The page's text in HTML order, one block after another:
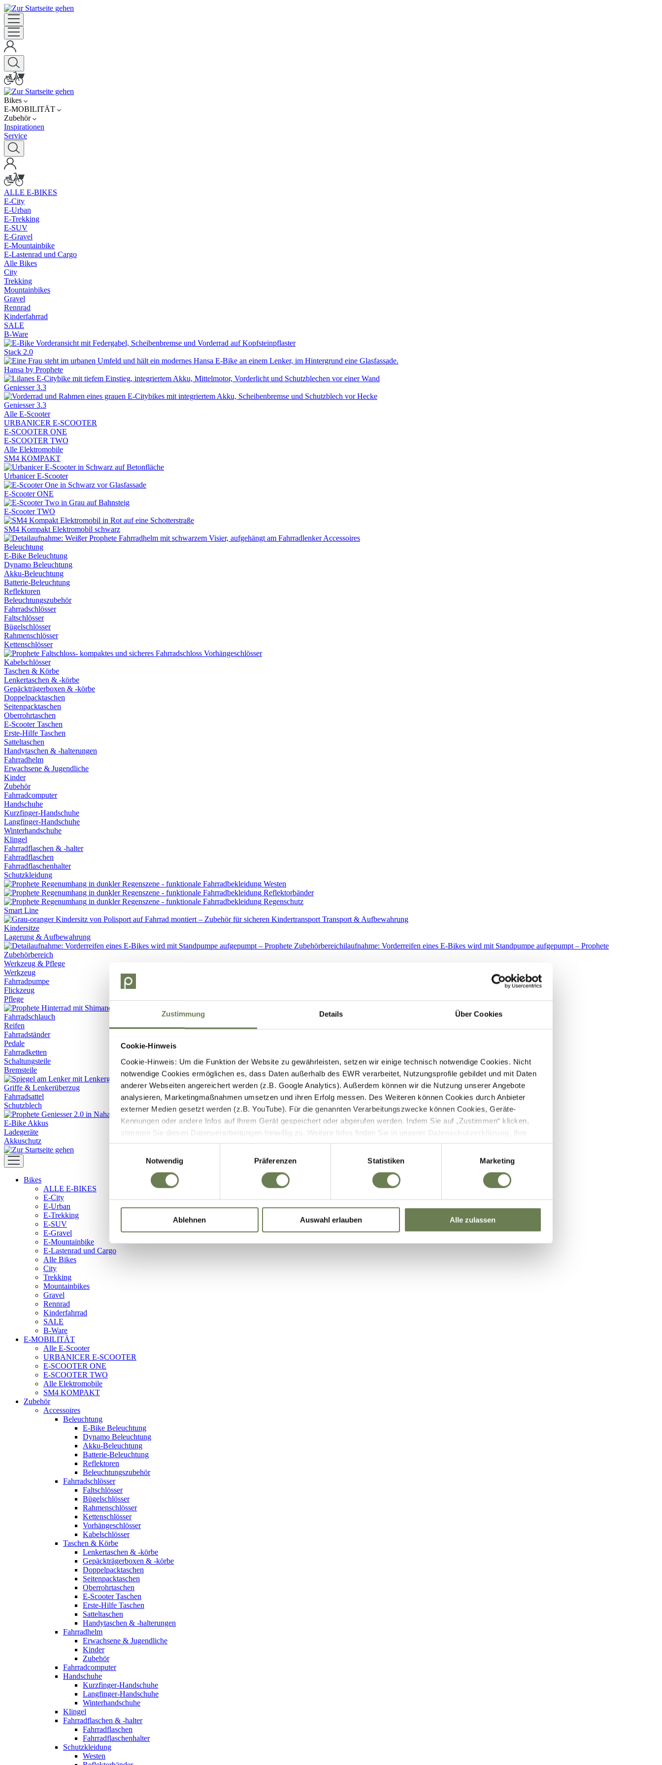
Zustimmung Details Über Cookies
Cookie-Hinweis
Cookie-Hinweis: Um die Funktion der Website zu gewährleisten, setzen wir einige technisch notwendige Cookies. Nicht
notwendige Cookies ermöglichen es, dass Daten außerhalb des EWR verarbeitet, Nutzungsprofile gebildet und mit Daten
anderer Webseiten angereichert werden (z.B. Google Analytics). Außerdem können wir die Nutzung unserer Angebote
analysieren, Marketingmaßnahmen umsetzen und ihren Erfolg messen. Des Weiteren können Cookies durch Anbieter
externer Medien gesetzt werden (z.B. YouTube). Für die genannten Verarbeitungszwecke können Cookies, Geräte-
Kennungen oder andere Infos auf Ihrem Gerät gespeichert oder abgerufen werden. Indem Sie auf „Zustimmen“ klicken,
stimmen Sie diesen Datenverarbeitungen freiwillig zu. Weitere Infos finden Sie in unserer Datenschutzerklärung
. Ihre
Zustimmung umfasst zeitlich begrenzt auch die Einwilligung zur Datenverarbeitung außerhalb des EWR wie zum Beispiel
in den USA (Art. 49 Abs. 1 lit. a) DSGVO), sofern für den entsprechenden Dienst keine Zertifizierung nach dem EU-US
Data Privacy Framework vorliegt. In den USA ist es möglich, dass Behörden zu Kontroll- und Überwachungszwecken auf
Ihre Daten zugreifen und dabei weder wirksame Rechtsbehelfe noch Betroffenenrechte durchsetzbar sein können. Unter
Notwendig
Präferenzen Statistiken Marketing
Ablehnen Auswahl erlauben Alle zulassen
Bikes
E-MOBILITÄT
Zubehör
Inspirationen
Service
ALLE E-BIKES
E-City
E-Urban
E-Trekking
E-SUV
E-Gravel
E-Mountainbike
E-Lastenrad und Cargo
Alle Bikes
City
Trekking
Mountainbikes
Gravel
Rennrad
Kinderfahrrad
SALE
B-Ware
Stack 2.0
Hansa by Prophete
Geniesser 3.3
Geniesser 3.3
Alle E-Scooter
URBANICER E-SCOOTER
E-SCOOTER ONE
E-SCOOTER TWO
Alle Elektromobile
SM4 KOMPAKT
Urbanicer E-Scooter
E-Scooter ONE
E-Scooter TWO
SM4 Kompakt Elektromobil schwarz
Accessoires
Beleuchtung
E-Bike Beleuchtung
Dynamo Beleuchtung
Akku-Beleuchtung
Batterie-Beleuchtung
Reflektoren
Beleuchtungszubehör
Fahrradschlösser
Faltschlösser
Bügelschlösser
Rahmenschlösser
Kettenschlösser
Vorhängeschlösser
Kabelschlösser
Taschen & Körbe
Lenkertaschen & -körbe
Gepäckträgerboxen & -körbe
Doppelpacktaschen
Seitenpacktaschen
Oberrohrtaschen
E-Scooter Taschen
Erste-Hilfe Taschen
Satteltaschen
Handytaschen & -halterungen
Fahrradhelm
Erwachsene & Jugendliche
Kinder
Zubehör
Fahrradcomputer
Handschuhe
Kurzfinger-Handschuhe
Langfinger-Handschuhe
Winterhandschuhe
Klingel
Fahrradflaschen & -halter
Fahrradflaschen
Fahrradflaschenhalter
Schutzkleidung
Westen
Reflektorbänder
Regenschutz
Smart Line
Transport & Aufbewahrung
Kindersitze
Lagerung & Aufbewahrung
Werkzeug & Pflege
Werkzeug
Fahrradpumpe
Flickzeug
Pflege
Fahrradschlauch
Reifen
Fahrradständer
Pedale
Fahrradketten
Schaltungsteile
Bremsteile
Spiegel
Griffe & Lenkerüberzug
Fahrradsattel
Schutzblech
E-Bike Akkus & Ladegeräte
E-Bike Akkus
Ladegeräte
Akkuschutz
Bikes
ALLE E-BIKES
E-City
E-Urban
E-Trekking
E-SUV
E-Gravel
E-Mountainbike
E-Lastenrad und Cargo
Alle Bikes
City
Trekking
Mountainbikes
Gravel
Rennrad
Kinderfahrrad
SALE
B-Ware
E-MOBILITÄT
Alle E-Scooter
URBANICER E-SCOOTER
E-SCOOTER ONE
E-SCOOTER TWO
Alle Elektromobile
SM4 KOMPAKT
Zubehör
Accessoires
Beleuchtung
E-Bike Beleuchtung
Dynamo Beleuchtung
Akku-Beleuchtung
Batterie-Beleuchtung
Reflektoren
Beleuchtungszubehör
Fahrradschlösser
Faltschlösser
Bügelschlösser
Rahmenschlösser
Kettenschlösser
Vorhängeschlösser
Kabelschlösser
Taschen & Körbe
Lenkertaschen & -körbe
Gepäckträgerboxen & -körbe
Doppelpacktaschen
Seitenpacktaschen
Oberrohrtaschen
E-Scooter Taschen
Erste-Hilfe Taschen
Satteltaschen
Handytaschen & -halterungen
Fahrradhelm
Erwachsene & Jugendliche
Kinder
Zubehör
Fahrradcomputer
Handschuhe
Kurzfinger-Handschuhe
Langfinger-Handschuhe
Winterhandschuhe
Klingel
Fahrradflaschen & -halter
Fahrradflaschen
Fahrradflaschenhalter
Schutzkleidung
Westen